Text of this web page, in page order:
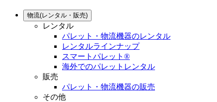
物流(レンタル・販売)
レンタル
パレット・物流機器のレンタル
レンタルラインナップ
スマートパレット®
海外でのパレットレンタル
販売
パレット・物流機器の販売
その他